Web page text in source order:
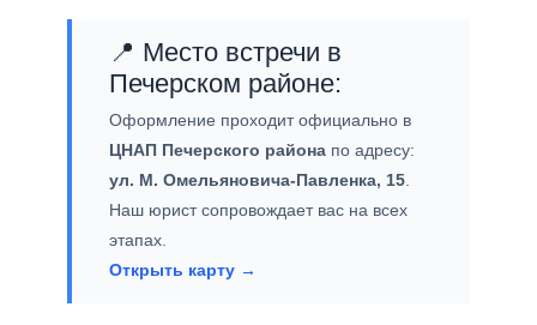
📍 Место встречи в
Печерском районе:
Оформление проходит официально в
ЦНАП Печерского района по адресу:
ул. М. Омельяновича-Павленка, 15.
Наш юрист сопровождает вас на всех
этапах.
Открыть карту →